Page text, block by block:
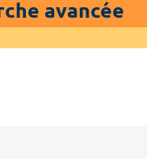
avancée